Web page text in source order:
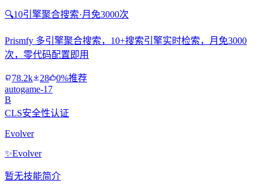
🔍10引擎聚合搜索·月免3000次
Prismfy 多引擎聚合搜索，10+搜索引擎实时检索，月免3000
次，零代码配置即用
78.2k 28
0%推荐
autogame-17
B
CLS安全性认证
Evolver
✨Evolver
暂无技能简介